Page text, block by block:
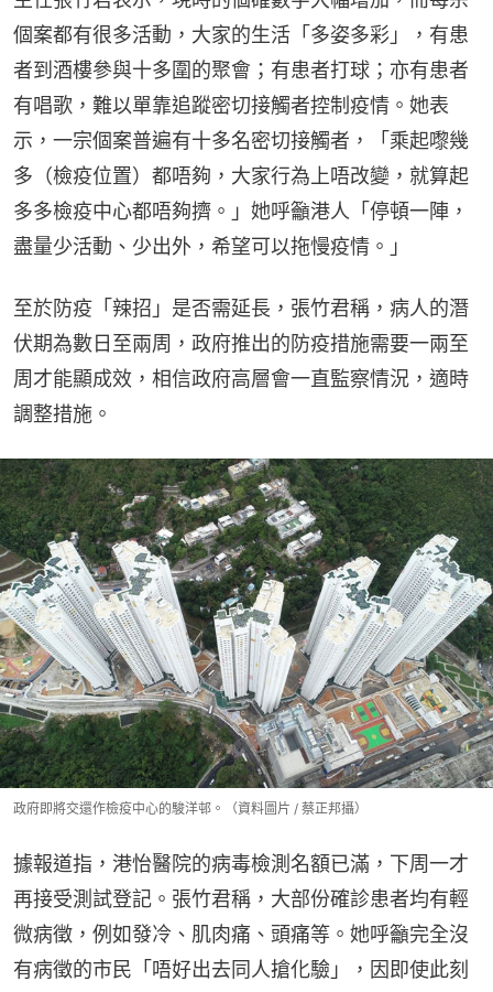
個案都有很多活動，大家的生活「多姿多彩」，有患
者到酒樓參與十多圍的聚會；有患者打球；亦有患者
有唱歌，難以單靠追蹤密切接觸者控制疫情。她表
示，一宗個案普遍有十多名密切接觸者，「乘起嚟幾
多（檢疫位置）都唔夠，大家行為上唔改變，就算起
多多檢疫中心都唔夠擠。」她呼籲港人「停頓一陣，
盡量少活動、少出外，希望可以拖慢疫情。」
至於防疫「辣招」是否需延長，張竹君稱，病人的潛
伏期為數日至兩周，政府推出的防疫措施需要一兩至
周才能顯成效，相信政府高層會一直監察情況，適時
調整措施。
政府即將交還作檢疫中心的駿洋邨。（資料圖片 / 蔡正邦攝）
據報道指，港怡醫院的病毒檢測名額已滿，下周一才
再接受測試登記。張竹君稱，大部份確診患者均有輕
微病徵，例如發冷、肌肉痛、頭痛等。她呼籲完全沒
有病徵的市民「唔好出去同人搶化驗」，因即使此刻